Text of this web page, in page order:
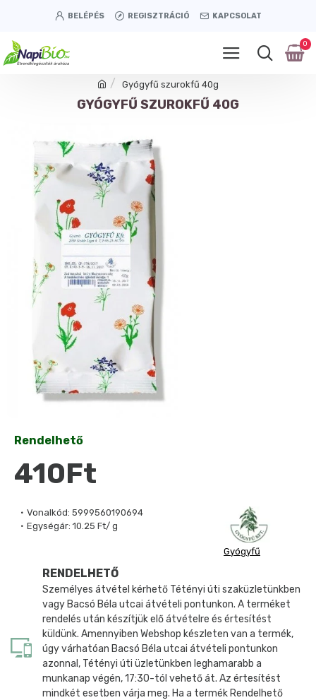
BELÉPÉS REGISZTRÁCIÓ KAPCSOLAT
0
Gyógyfű szurokfű 40g
GYÓGYFŰ SZUROKFŰ 40G
Vonalkód: 5999560190694
Egységár: 10.25 Ft/ g
Gyógyfű
Rendelhető
410Ft
RENDELHETŐ
Személyes átvétel kérhető Tétényi úti szaküzletünkben
vagy Bacsó Béla utcai átvételi pontunkon. A terméket
rendelés után készítjük elő átvételre és értesítést
küldünk. Amennyiben Webshop készleten van a termék,
úgy várhatóan Bacsó Béla utcai átvételi pontunkon
azonnal, Tétényi úti üzletünkben leghamarabb a
munkanap végén, 17:30-tól vehető át. Az értesítést
mindkét esetben várja meg. Ha a termék Rendelhető